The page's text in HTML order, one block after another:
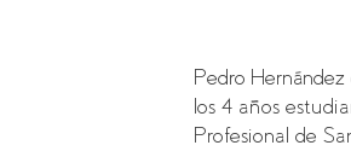
Pedro
los 4 años
Profesional de